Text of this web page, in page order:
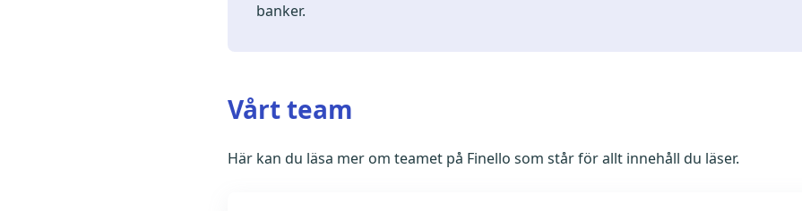
banker.
Vårt team
Här kan du läsa mer om teamet på Finello som står för allt innehåll du läser.